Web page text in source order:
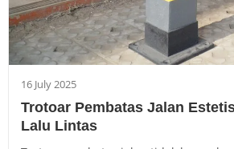
16 July 2025
Trotoar Pembatas Jalan
Lalu Lintas